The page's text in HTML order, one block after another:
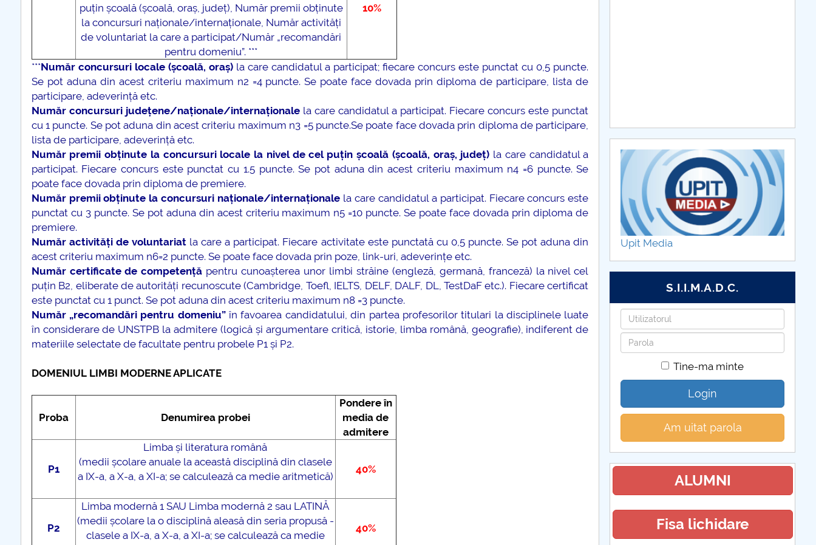
puțin școală (școală, oraș, județ), Număr premii obținute
la concursuri naționale/internaționale, Număr activități
de voluntariat la care a participat/Număr „recomandări
pentru domeniu”. ***
10%
***Număr concursuri locale (școală, oraș)la care candidatul a participat; fiecare concurs este punctat cu 0,5 puncte.
Se pot aduna din acest criteriu maximum n2 =4 puncte. Se poate face dovada prin diploma de participare, lista de
participare, adeverință etc.
Număr concursuri județene/naționale/internaționalela care candidatul a participat. Fiecare concurs este punctat
cu 1 puncte. Se pot aduna din acest criteriu maximum n3 =5 puncte.Se poate face dovada prin diploma de participare,
lista de participare, adeverință etc.
Număr premii obținute la concursuri locale la nivel de cel puțin școală (școală, oraș, județ) la care candidatul a
participat. Fiecare concurs este punctat cu 1.5 puncte. Se pot aduna din acest criteriu maximum n4 =6 puncte. Se
poate face dovada prin diploma de premiere.
Număr premii obținute la concursuri naționale/internaționale la care candidatul a participat. Fiecare concurs este
punctat cu 3 puncte. Se pot aduna din acest criteriu maximum n5 =10 puncte. Se poate face dovada prin diploma de
premiere.
Număr activități de voluntariatla care a participat. Fiecare activitate este punctată cu 0,5 puncte. Se pot aduna din
acest criteriu maximum n6=2 puncte. Se poate face dovada prin poze, link-uri, adeverințe etc.
Număr certificate de competență pentru cunoașterea unor limbi străine (engleză, germană, franceză) la nivel cel
puțin B2, eliberate de autorități recunoscute (Cambridge, Toefl, IELTS, DELF, DALF, DL, TestDaF etc.). Fiecare certificat
este punctat cu 1 punct. Se pot aduna din acest criteriu maximum n8 =3 puncte.
Număr „recomandări pentru domeniu”în favoarea candidatului, din partea profesorilor titulari la disciplinele luate
în considerare de UNSTPB la admitere (logică și argumentare critică, istorie, limba română, geografie), indiferent de
materiile selectate de facultate pentru probele P1 și P2.
DOMENIUL LIMBI MODERNE APLICATE
Proba Denumirea probei
Pondere în
media de
admitere
P1
Limba și literatura română
(medii școlare anuale la această disciplină din clasele
a IX-a, a X-a, a XI-a; se calculează ca medie aritmetică)
40%
P2
Limba modernă 1 SAU Limba modernă 2 sau LATINĂ
(medii școlare la o disciplină aleasă din seria propusă -
clasele a IX-a, a X-a, a XI-a; se calculează ca medie
40%
mai multe informatii...
Upit Media
S.I.I.M.A.D.C.
Utilizatorul
Parola
Tine-ma minte
Login
Am uitat parola
ALUMNI
Fisa lichidare